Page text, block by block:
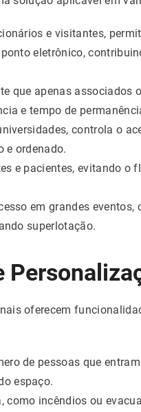
e visitantes,
eletrônico,
que apenas associados
e tempo de
controla o
e ordenado.
e pacientes, evitando o
em grandes eventos,
superlotação.
oferecem
de pessoas que
espaço.
como incêndios ou